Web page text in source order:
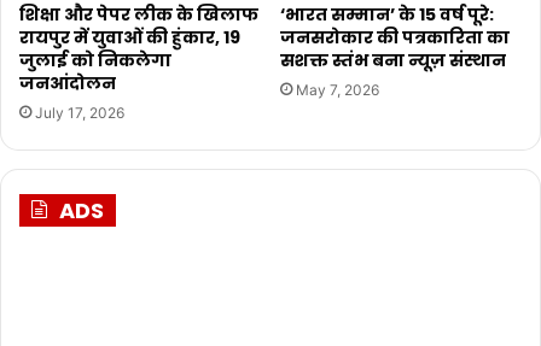
शिक्षा और पेपर लीक के खिलाफ
रायपुर में युवाओं की हुंकार, 19
जुलाई को निकलेगा
जनआंदोलन
July 17, 2026
‘भारत सम्मान’ के 15 वर्ष पूरे:
जनसरोकार की पत्रकारिता का
सशक्त स्तंभ बना न्यूज़ संस्थान
May 7, 2026
ADS